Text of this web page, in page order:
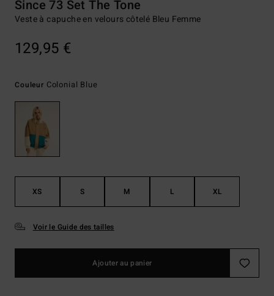
Since 73 Set The Tone
Veste à capuche en velours côtelé Bleu Femme
129,95 €
Couleur Colonial Blue
XS S M L XL
Voir le Guide des tailles
Ajouter au panier